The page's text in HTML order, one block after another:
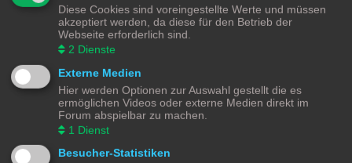
Gehe zu
Modellbahnforum
Powered by
Datenschutz|Nutzungsbedingungen
Diese Cookies sind voreingestellte Werte und müssen
akzeptiert werden, da diese für den Betrieb der
Webseite erforderlich sind.
2 Dienste
Externe Medien
Hier werden Optionen zur Auswahl gestellt die es
ermöglichen Videos oder externe Medien direkt im
Forum abspielbar zu machen.
1 Dienst
Besucher-Statistiken